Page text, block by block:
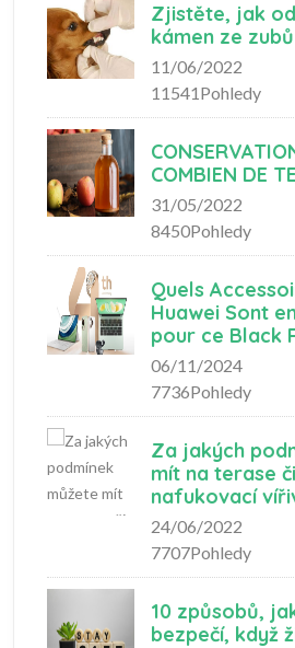
Zjistěte, jak
kámen ze
11/06/2022
11541Pohledy
COMBIEN DE
31/05/2022
8450Pohledy
Quels
Huawei Sont
pour ce Black
06/11/2024
7736Pohledy
Za jakých
mít na terase
nafukovací
24/06/2022
7707Pohledy
10 způsobů,
bezpečí, když